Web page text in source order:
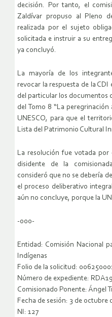
decisión. Por tanto, el
Zaldívar propuso al Pleno
realizada por el sujeto
solicitada e instruir a su
ya concluyó.
La mayoría de los
revocar la respuesta de la
del particular los documentos
del Tomo 8 “La
UNESCO, para que el
Lista del Patrimonio Cultural
La resolución fue votada
disidente de la
consideró que no se debería
el proceso deliberativo
aún no concluye, porque la
-o0o-
Entidad: Comisión Nacional
Indígenas
Folio de la solicitud:
Número de expediente:
Comisionado Ponente: Ángel
Fecha de sesión: 3 de octubre
NI: 127